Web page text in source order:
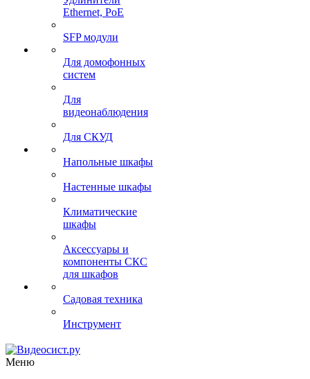
Ethernet, PoE
SFP модули
Для домофонных
систем
Для
видеонаблюдения
Для СКУД
Напольные шкафы
Настенные шкафы
Климатические
шкафы
Аксессуары и
компоненты СКС
для шкафов
Садовая техника
Инструмент
Меню